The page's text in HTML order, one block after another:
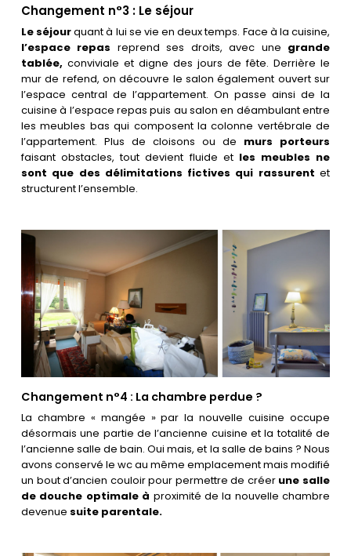
Changement n°3 : Le séjour
Le séjourquant à lui se vie en deux temps. Face à la cuisine,
l’espace repas reprend ses droits, avec une grande
tablée, conviviale et digne des jours de fête. Derrière le
mur de refend, on découvre le salon également ouvert sur
l’espace central de l’appartement. On passe ainsi de la
cuisine à l’espace repas puis au salon en déambulant entre
les meubles bas qui composent la colonne vertébrale de
l’appartement. Plus de cloisons ou de murs porteurs
faisant obstacles, tout devient fluide et les meubles ne
sont que des délimitations fictives qui rassurent et
structurent l’ensemble.
Changement n°4 : La chambre perdue ?
La chambre « mangée » par la nouvelle cuisine occupe
désormais une partie de l’ancienne cuisine et la totalité de
l’ancienne salle de bain. Oui mais, et la salle de bains ? Nous
avons conservé le wc au même emplacement mais modifié
un bout d’ancien couloir pour permettre de créer une salle
de douche optimale à proximité de la nouvelle chambre
devenue suite parentale.